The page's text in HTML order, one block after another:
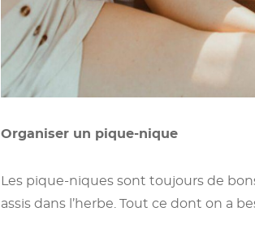
Organiser un pique-nique
Les pique-niques sont toujours de
assis dans l’herbe. Tout ce dont on a